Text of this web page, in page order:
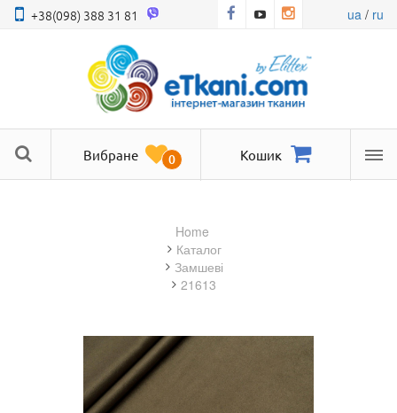
+38(098) 388 31 81 ua/ ru
Вибране 0 Кошик
Home
Каталог
замшеві
21613